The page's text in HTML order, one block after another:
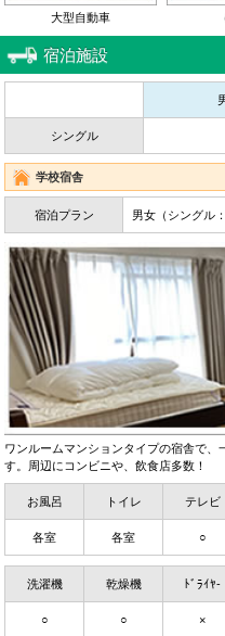
大型自動車
宿泊施設
シングル
学校宿舎
宿泊プラン 男女（シングル
ワンルームマンションタイプの宿舎で
す。周辺にコンビニや、飲食店多数！
お風呂 トイレ テレビ
各室 各室 ○
洗濯機 乾燥機 ﾄﾞﾗｲﾔ-
○ ○ ×